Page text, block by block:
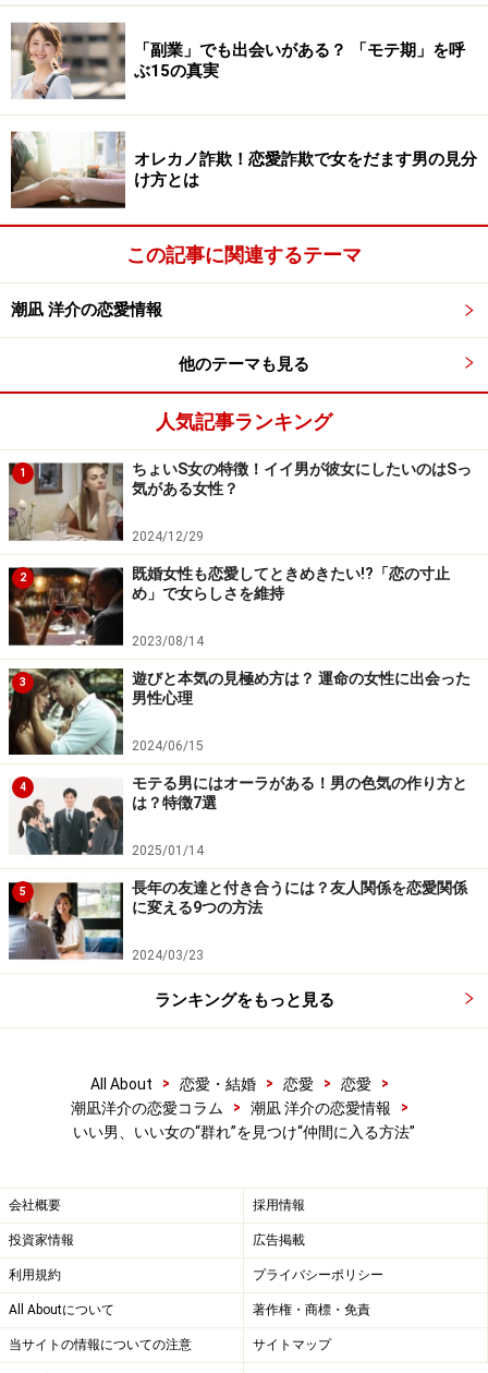
「副業」でも出会いがある？ 「モテ期」を呼
ぶ15の真実
オレカノ詐欺！恋愛詐欺で女をだます男の見分
け方とは
この記事に関連するテーマ
潮凪 洋介の恋愛情報
他のテーマも見る
人気記事ランキング
1
ちょいS女の特徴！イイ男が彼女にしたいのはSっ
気がある女性？
2024/12/29
2
既婚女性も恋愛してときめきたい!?「恋の寸止
め」で女らしさを維持
2023/08/14
3
遊びと本気の見極め方は？ 運命の女性に出会った
男性心理
2024/06/15
4
モテる男にはオーラがある！男の色気の作り方と
は？特徴7選
2025/01/14
5
長年の友達と付き合うには？友人関係を恋愛関係
に変える9つの方法
2024/03/23
ランキングをもっと見る
All About > 恋愛・結婚 > 恋愛 > 恋愛
>
潮凪洋介の恋愛コラム
> 潮凪 洋介の恋愛情報
>
いい男、いい女の“群れ”を見つけ“仲間に入る方法”
会社概要 採用情報
投資家情報 広告掲載
利用規約 プライバシーポリシー
All Aboutについて 著作権・商標・免責
当サイトの情報についての注意 サイトマップ